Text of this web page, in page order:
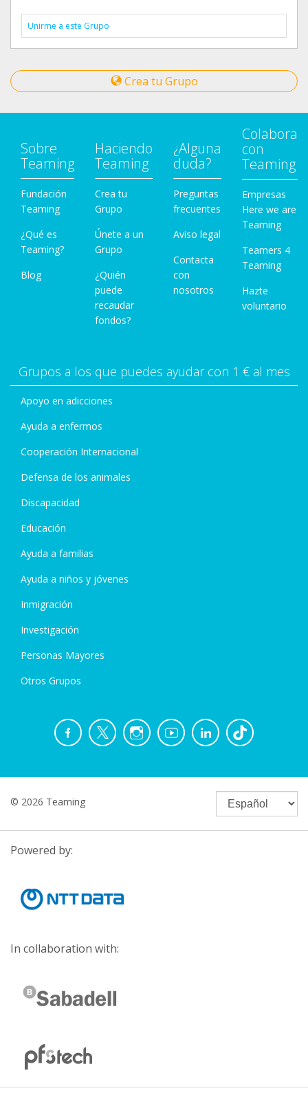
Unirme a este Grupo
Crea tu Grupo
Sobre
Teaming
Fundación
Teaming
¿Qué es
Teaming?
Blog
Haciendo
Teaming
Crea tu
Grupo
Únete a un
Grupo
¿Quién
puede
recaudar
fondos?
¿Alguna
duda?
Preguntas
frecuentes
Aviso legal
Contacta
con
nosotros
Colabora
con
Teaming
Empresas
Here we are
Teaming
Teamers 4
Teaming
Hazte
voluntario
Grupos a los que puedes ayudar con 1 € al mes
Apoyo en adicciones
Ayuda a enfermos
Cooperación Internacional
Defensa de los animales
Discapacidad
Educación
Ayuda a familias
Ayuda a niños y jóvenes
Inmigración
Investigación
Personas Mayores
Otros Grupos
© 2026 Teaming
Powered by:
In collaboration with: